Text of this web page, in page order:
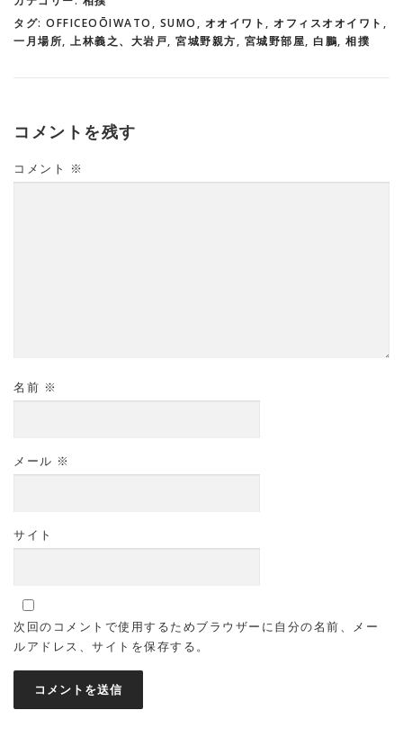
タグ: OFFICEOŌIWATO, SUMO, オオイワト, オフィスオオイワト ,
一月場所, 上林義之、大岩戸, 宮城野親方, 宮城野部屋, 白鵬, 相撲
コメントを残す
コメント ※
名前 ※
メール ※
サイト
次回のコメントで使用するためブラウザーに自分の名前、メー
ルアドレス、サイトを保存する。